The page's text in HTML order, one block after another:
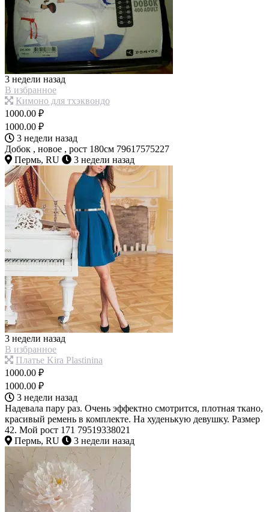
3 недели назад
В избранное
Кимоно для тхэквондо
1000.00 ₽
1000.00 ₽
3 недели назад
Добок , новое , рост 180см 79617575227
Пермь, RU
3 недели назад
3 недели назад
В избранное
Платье Kira Plastinina
1000.00 ₽
1000.00 ₽
3 недели назад
Надевала пару раз. Очень эффектно смотрится, плотная ткано,
красивый ремень в комплекте. На худенькую девушку. Размер
42. Мой рост 171 79519338021
Пермь, RU
3 недели назад